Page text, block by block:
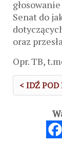
Senat do
oraz
Opr. TB,
< IDŹ POD